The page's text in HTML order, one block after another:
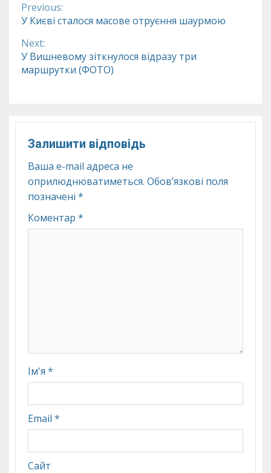
Continue
Reading
Previous:
У Києві сталося масове отруєння шаурмою
Next:
У Вишневому зіткнулося відразу три
маршрутки (ФОТО)
Залишити відповідь
Ваша e-mail адреса не
оприлюднюватиметься. Обов’язкові поля
позначені *
Коментар *
Ім'я *
Email *
Сайт